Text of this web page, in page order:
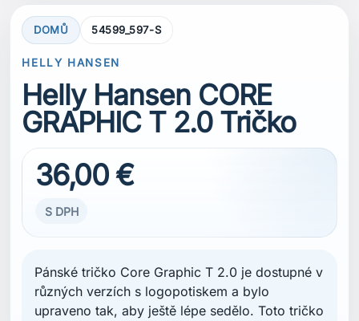
DOMŮ 54599_597-S
HELLY HANSEN
Helly Hansen CORE
GRAPHIC T 2.0 Tričko
36,00 €
S DPH
Pánské tričko Core Graphic T 2.0 je dostupné v
různých verzích s logopotiskem a bylo
upraveno tak, aby ještě lépe sedělo. Toto tričko